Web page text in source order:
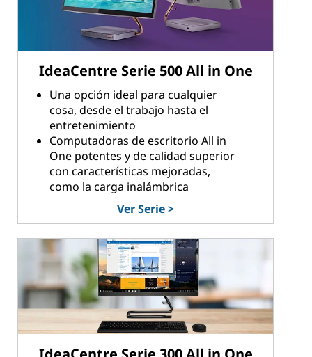
IdeaCentre Serie 500 All in One
Una opción ideal para cualquier
cosa, desde el trabajo hasta el
entretenimiento
Computadoras de escritorio All in
One potentes y de calidad superior
con características mejoradas,
como la carga inalámbrica
Ver Serie >